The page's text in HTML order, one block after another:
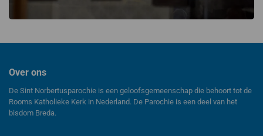
Over ons
De Sint Norbertusparochie is een geloofsgemeenschap die behoort tot de
Rooms Katholieke Kerk in Nederland. De Parochie is een deel van het
bisdom Breda.